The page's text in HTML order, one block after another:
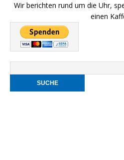
Wir berichten rund um die Uhr,
einen